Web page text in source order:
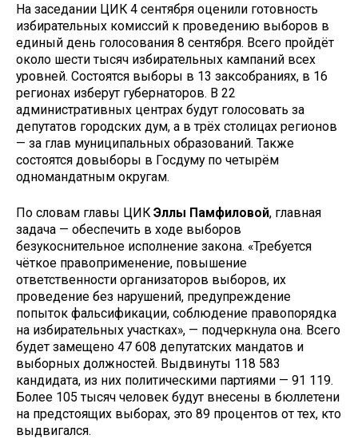
На заседании ЦИК 4 сентября оценили готовность
избирательных комиссий к проведению выборов в
единый день голосования 8 сентября. Всего пройдёт
около шести тысяч избирательных кампаний всех
уровней. Состоятся выборы в 13 заксобраниях, в 16
регионах изберут губернаторов. В 22
административных центрах будут голосовать за
депутатов городских дум, а в трёх столицах регионов
— за глав муниципальных образований. Также
состоятся довыборы в Госдуму по четырём
одномандатным округам.
По словам главы ЦИК Эллы Памфиловой, главная
задача — обеспечить в ходе выборов
безукоснительное исполнение закона. «Требуется
чёткое правоприменение, повышение
ответственности организаторов выборов, их
проведение без нарушений, предупреждение
попыток фальсификации, соблюдение правопорядка
на избирательных участках», — подчеркнула она. Всего
будет замещено 47 608 депутатских мандатов и
выборных должностей. Выдвинуты 118 583
кандидата, из них политическими партиями — 91 119.
Более 105 тысяч человек будут внесены в бюллетени
на предстоящих выборах, это 89 процентов от тех, кто
выдвигался.